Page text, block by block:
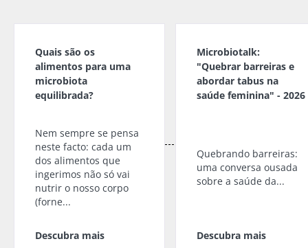
Quais são os
alimentos para uma
microbiota
equilibrada?
Nem sempre se pensa
neste facto: cada um
dos alimentos que
ingerimos não só vai
nutrir o nosso corpo
(forne...
Descubra mais
Microbiotalk:
"Quebrar barreiras e
abordar tabus na
saúde feminina" - 2026
Quebrando barreiras:
uma conversa ousada
sobre a saúde da...
Descubra mais